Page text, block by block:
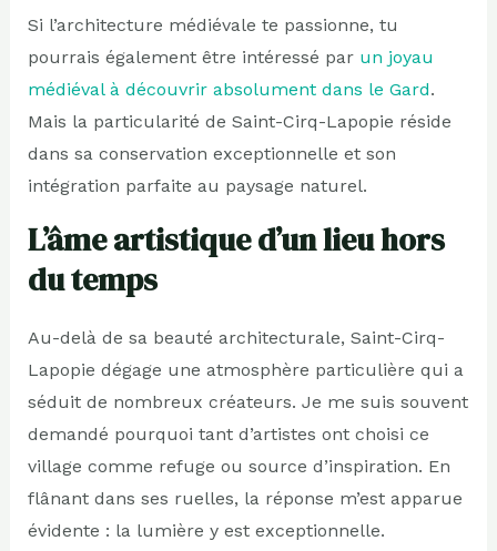
Si l’architecture médiévale te passionne, tu
pourrais également être intéressé par un joyau
médiéval à découvrir absolument dans le Gard.
Mais la particularité de Saint-Cirq-Lapopie réside
dans sa conservation exceptionnelle et son
intégration parfaite au paysage naturel.
L’âme artistique d’un lieu hors
du temps
Au-delà de sa beauté architecturale, Saint-Cirq-
Lapopie dégage une atmosphère particulière qui a
séduit de nombreux créateurs. Je me suis souvent
demandé pourquoi tant d’artistes ont choisi ce
village comme refuge ou source d’inspiration. En
flânant dans ses ruelles, la réponse m’est apparue
évidente : la lumière y est exceptionnelle.